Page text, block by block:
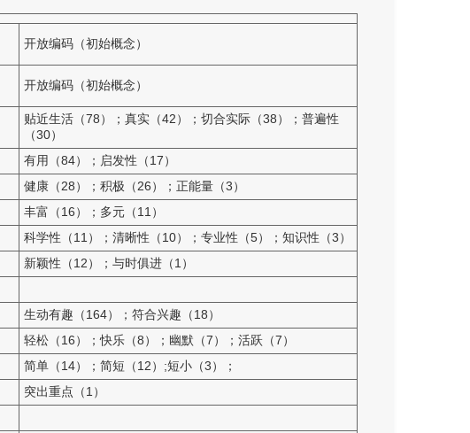
开放编码（初始概念）
开放编码（初始概念）
贴近生活（78）；真实（42）；切合实际（38）；普遍性
（30）
有用（84）；启发性（17）
健康（28）；积极（26）；正能量（3）
丰富（16）；多元（11）
科学性（11）；清晰性（10）；专业性（5）；知识性（3）
新颖性（12）；与时俱进（1）
生动有趣（164）；符合兴趣（18）
轻松（16）；快乐（8）；幽默（7）；活跃（7）
简单（14）；简短（12）;短小（3）；
突出重点（1）